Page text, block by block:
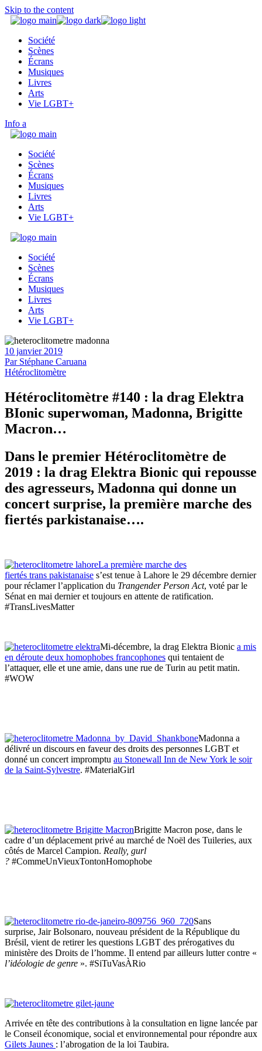
Skip to the content
Société
Scènes
Écrans
Musiques
Livres
Arts
Vie LGBT+
Info
Société
Scènes
Écrans
Musiques
Livres
Arts
Vie LGBT+
Société
Scènes
Écrans
Musiques
Livres
Arts
Vie LGBT+
10 janvier 2019
Par Stéphane Caruana
Hétéroclitomètre
Hétéroclitomètre #140 : la drag Elektra
BIonic superwoman, Madonna, Brigitte
Macron…
Dans le premier Hétéroclitomètre de
2019 : la drag Elektra Bionic qui repousse
des agresseurs, Madonna qui donne un
concert surprise, la première marche des
fiertés parkistanaise….
La première marche des
fiertés trans pakistanaise s’est tenue à Lahore le 29 décembre dernier
pour réclamer l’application du TrangenderPerson Act, voté par le
Sénat en mai dernier et toujours en attente de ratification.
#TransLivesMatter
Mi-décembre, la drag Elektra Bionic a mis
en déroute deux homophobes francophones qui tentaient de
l’attaquer, elle et une amie, dans une rue de Turin au petit matin.
#WOW
Madonna a
délivré un discours en faveur des droits des personnes LGBT et
donné un concert impromptu au Stonewall Inn de New York le soir
de la Saint-Sylvestre. #MaterialGirl
Brigitte Macron pose, dans le
cadre d’un déplacement privé au marché de Noël des Tuileries, aux
côtés de Marcel Campion. Really, gurl
? #CommeUnVieuxTontonHomophobe
Sans
surprise, Jair Bolsonaro, nouveau président de la République du
Brésil, vient de retirer les questions LGBT des prérogatives du
ministère des Droits de l’homme. Il entend par ailleurs lutter contre «
l’idéologie de genre ». #SiTuVasÀRio
Arrivée en tête des contributions à la consultation en ligne lancée par
le Conseil économique, social et environnemental pour répondre aux
Gilets Jaunes : l’abrogation de la loi Taubira.